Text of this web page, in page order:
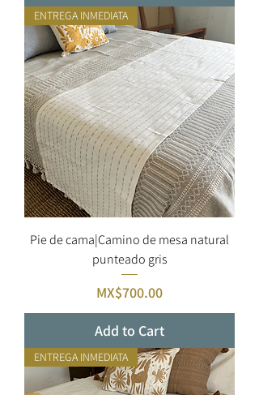
ENTREGA INMEDIATA
Pie de cama|Camino de mesa natural
punteado gris
Price
MX$700.00
Add to Cart
ENTREGA INMEDIATA